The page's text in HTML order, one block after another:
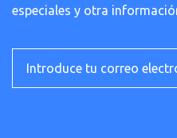
especiales y otra